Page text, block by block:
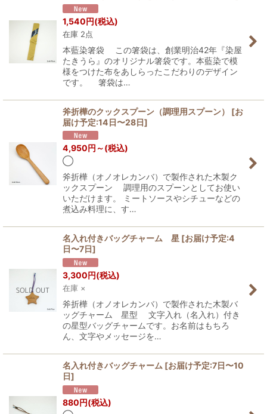
1,540円(税込)
在庫 2点
本藍染箸袋 この箸袋は、創業明治42年『染屋
たきうら』のオリジナル箸袋です。本藍染で模
様をつけた布をあしらったこだわりのデザイン
です。 箸袋は…
斧折樺のクックスプーン（調理用スプーン） [お
届け予定:14日〜28日]
4,950円 ～(税込)
◯
斧折樺（オノオレカンバ）で製作された木製ク
ックスプーン 調理用のスプーンとしてお使い
いただけます。 ミートソースやシチューなどの
煮込み料理に、す…
名入れ付きバッグチャーム 星 [お届け予定:4
日〜7日]
3,300円(税込)
在庫 ×
斧折樺（オノオレカンバ）で製作された木製バ
ッグチャーム 星型 文字入れ（名入れ）付き
の星型バッグチャームです。お名前はもちろ
ん、文字やメッセージを…
名入れ付きバッグチャーム [お届け予定:7日〜10
日]
880円(税込)